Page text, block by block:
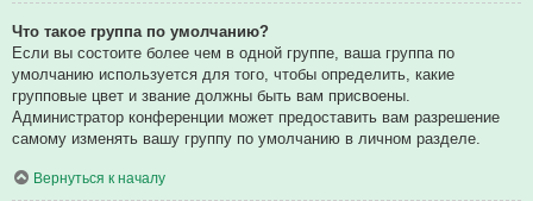
Что такое группа по умолчанию?
Если вы состоите более чем в одной группе, ваша группа по
умолчанию используется для того, чтобы определить, какие
групповые цвет и звание должны быть вам присвоены.
Администратор конференции может предоставить вам разрешение
самому изменять вашу группу по умолчанию в личном разделе.
Вернуться к началу